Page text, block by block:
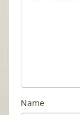
Name